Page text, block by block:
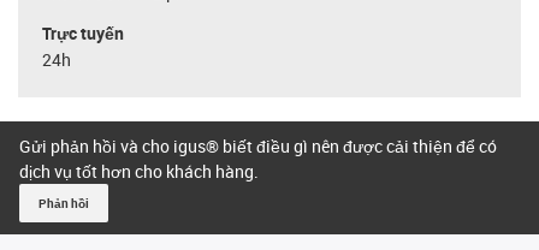
Trực tuyến
24h
Gửi phản hồi và cho igus® biết điều gì nên được cải thiện để có
dịch vụ tốt hơn cho khách hàng.
Phản hồi